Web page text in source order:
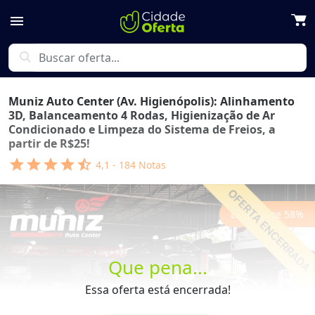
menu
search
Que pena...
Essa oferta está encerrada!
Muniz Auto Center (Av. Higienópolis): Alinhamento
3D, Balanceamento 4 Rodas, Higienização de Ar
Condicionado e Limpeza do Sistema de Freios, a
partir de R$25!
starstarstarstarstar_half 4,1 - 184 Notas
Economize 58%